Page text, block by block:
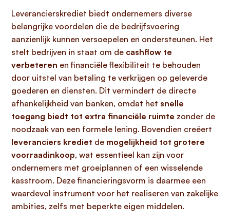
Leverancierskrediet biedt ondernemers diverse
belangrijke voordelen die de bedrijfsvoering
aanzienlijk kunnen versoepelen en ondersteunen. Het
stelt bedrijven in staat om de cashflow te
verbeteren en financiële flexibiliteit te behouden
door uitstel van betaling te verkrijgen op geleverde
goederen en diensten. Dit vermindert de directe
afhankelijkheid van banken, omdat het snelle
toegang biedt tot extra financiële ruimte zonder de
noodzaak van een formele lening. Bovendien creëert
leveranciers krediet de mogelijkheid tot grotere
voorraadinkoop, wat essentieel kan zijn voor
ondernemers met groeiplannen of een wisselende
kasstroom. Deze financieringsvorm is daarmee een
waardevol instrument voor het realiseren van zakelijke
ambities, zelfs met beperkte eigen middelen.